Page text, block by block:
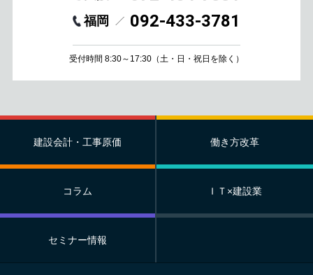
福岡 092-433-3781
受付時間 8:30～17:30 （土・日・祝日を除く）
建設会計・工事原価 働き方改革
コラム ＩＴ×建設業
セミナー情報